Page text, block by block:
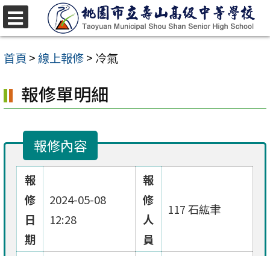
跳
至
主
內
容
首頁 >線上報修> 冷氣
報修單明細
報修內容
報
修
日
期
2024-05-08
12:28
報
修
人
員
117 石紘聿
選
單